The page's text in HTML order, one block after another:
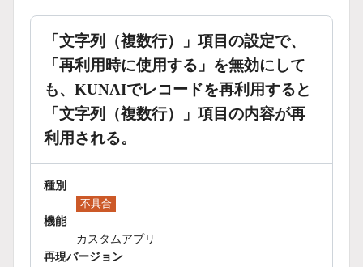
「文字列（複数行）」項目の設定で、
「再利用時に使用する」を無効にして
も、KUNAIでレコードを再利用すると
「文字列（複数行）」項目の内容が再
利用される。
種別
不具合
機能
カスタムアプリ
再現バージョン